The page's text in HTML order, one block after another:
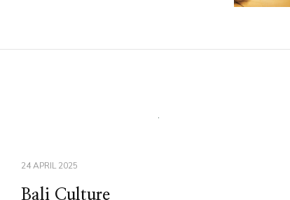
24 APRIL 2025
Bali Culture